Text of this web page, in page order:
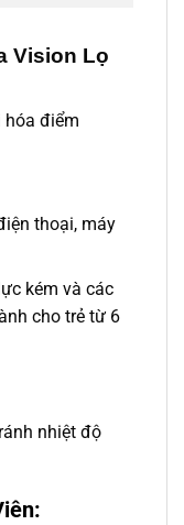
Vision Lọ
hóa điểm
thoại, máy
kém và các
cho trẻ từ 6
nhiệt độ